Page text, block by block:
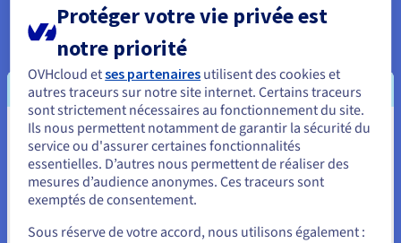
l'Allemagne et le Royaume-Uni comme points de
départ. Les serveurs ont été déployés à travers les
clusters Testnet, de préproduction et de
développement de Super Protocol, puis connectés
aux services de cloud public grâce au réseau privé
vRack d’OVHcloud.
Notre partenariat avec Super
Protocol est une étape logique
Vous semblez être localisé en États-
Unis.
Pour commander, rendez-vous sur le site de votre pays (États-
Protéger votre vie privée est
notre priorité
OVHcloud etses partenaires utilisent des cookies et
autres traceurs sur notre site internet. Certains traceurs
sont strictement nécessaires au fonctionnement du site.
Ils nous permettent notamment de garantir la sécurité du
service ou d'assurer certaines fonctionnalités
essentielles. D’autres nous permettent de réaliser des
mesures d’audience anonymes. Ces traceurs sont
exemptés de consentement.
Sous réserve de votre accord, nous utilisons également :